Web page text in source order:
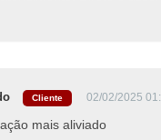
Cliente 02/02/2025
mais aliviado